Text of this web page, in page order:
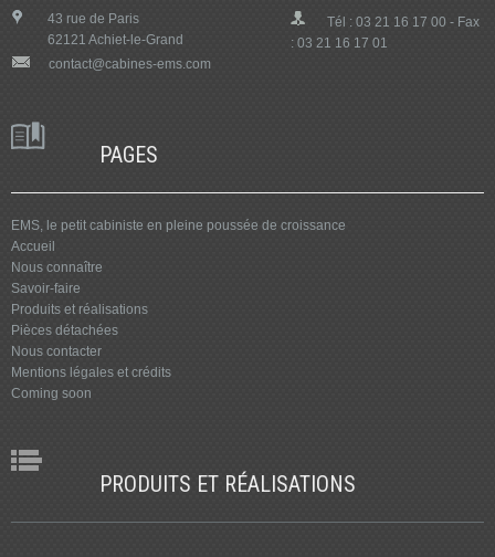
43 rue de Paris
62121 Achiet-le-Grand
Tél : 03 21 16 17 00 - Fax
: 03 21 16 17 01
contact@cabines-ems.com
PAGES
EMS, le petit cabiniste en pleine poussée de croissance
Accueil
Nous connaître
Savoir-faire
Produits et réalisations
Pièces détachées
Nous contacter
Mentions légales et crédits
Coming soon
PRODUITS ET RÉALISATIONS